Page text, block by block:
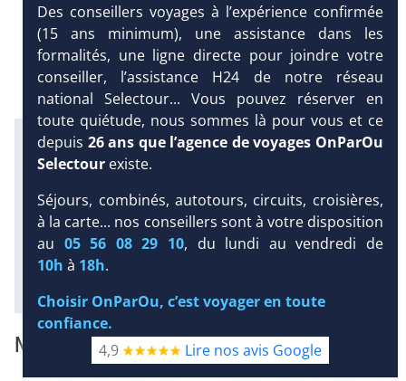
D’INFORMATIONS
DEVIS /
RÉSERVATION
Infos météo :
39 °C
650
Tx :46 % Tx :41 %
Infos golfs :
Distance depuis l'hôtel : 18 km
NOTRE AVIS
Des conseillers voyages à l’expérience confirmée
(15 ans minimum), une assistance dans les
formalités, une ligne directe pour joindre votre
conseiller, l’assistance H24 de notre réseau
national Selectour... Vous pouvez réserver en
toute quiétude, nous sommes là pour vous et ce
depuis 26 ans que l’agence de voyages OnParOu
Selectour existe.
Séjours, combinés, autotours, circuits, croisières,
à la carte... nos conseillers sont à votre disposition
au 05 56 08 29 10, du lundi au vendredi de
10h à 18h.
Choisir OnParOu, c’est voyager en toute
confiance.
4,9
Lire nos avis Google